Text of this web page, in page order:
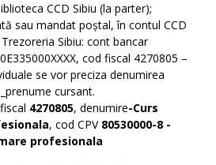
CCD Sibiu (la parter);
sau mandat poștal, în contul CCD
Sibiu: cont bancar
cod fiscal 4270805 –
se vor preciza denumirea
cursant.
4270805, denumire-Curs
, cod CPV80530000-8 -
profesionala